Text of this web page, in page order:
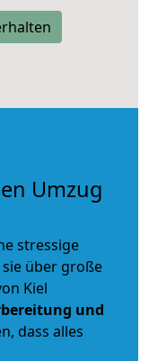
Umzug
stressige
über große
Kiel
und
dass alles